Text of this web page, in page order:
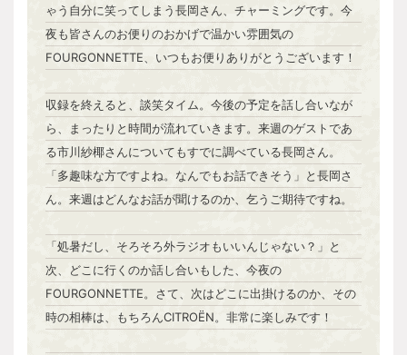
ゃう自分に笑ってしまう長岡さん、チャーミングです。今
夜も皆さんのお便りのおかげで温かい雰囲気の
FOURGONNETTE、いつもお便りありがとうございます！
収録を終えると、談笑タイム。今後の予定を話し合いなが
ら、まったりと時間が流れていきます。来週のゲストであ
る市川紗椰さんについてもすでに調べている長岡さん。
「多趣味な方ですよね。なんでもお話できそう」と長岡さ
ん。来週はどんなお話が聞けるのか、乞うご期待ですね。
「処暑だし、そろそろ外ラジオもいいんじゃない？」と
次、どこに行くのか話し合いもした、今夜の
FOURGONNETTE。さて、次はどこに出掛けるのか、その
時の相棒は、もちろんCITROËN。非常に楽しみです！